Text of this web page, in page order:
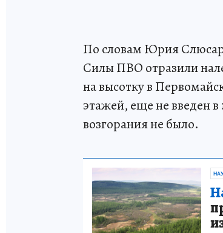
По словам Юрия
Силы ПВО отразили
на высотку в
этажей, еще не введен
возгорания не было.